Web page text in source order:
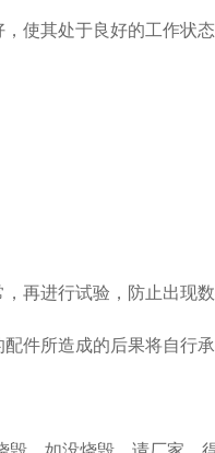
使其处于良好的工作状
再进行试验，防止出现数
件所造成的后果将自行承